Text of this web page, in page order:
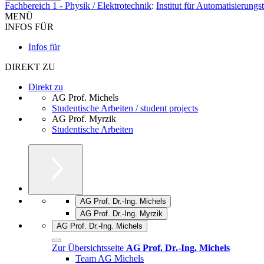
Fachbereich 1 - Physik / Elektrotechnik: Institut für
MENÜ
INFOS FÜR
Infos für
DIREKT ZU
Direkt zu
AG Prof. Michels
Studentische Arbeiten / student projects
AG Prof. Myrzik
Studentische Arbeiten
AG Prof. Dr.-Ing. Michels
AG Prof. Dr.-Ing. Myrzik
AG Prof. Dr.-Ing. Michels
Zur Übersichtsseite AG Prof. Dr.-Ing. Michels
Team AG Michels